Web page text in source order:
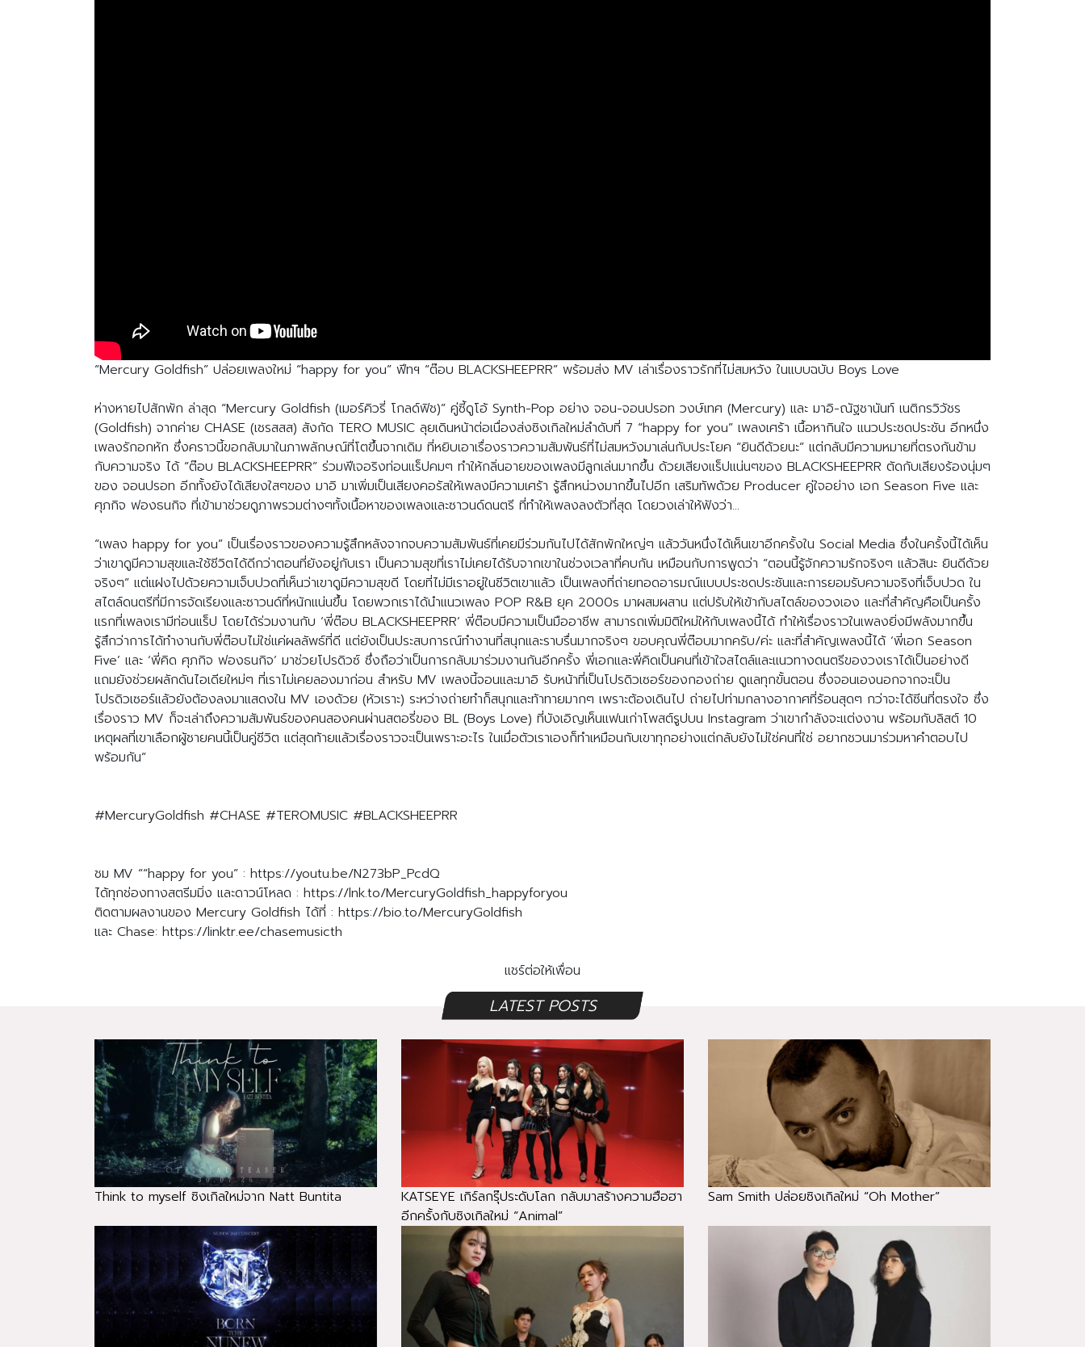
“Mercury Goldfish” ปล่อยเพลงใหม่ “happy for you” ฟีทฯ “ต๊อบ BLACKSHEEPRR” พร้อมส่ง MV เล่าเรื่องราวรักที่ไม่สมหวัง ในแบบฉบับ Boys Love
ห่างหายไปสักพัก ล่าสุด “Mercury Goldfish (เมอร์คิวรี่ โกลด์ฟิช)” คู่ซี้ดูโอ้ Synth-Pop อย่าง จอน-จอนปรอท วงษ์เทศ (Mercury) และ มาอิ-ณัฐชานันท์ เนติกรวิวัชร
(Goldfish) จากค่าย CHASE (เชรสสส) สังกัด TERO MUSIC ลุยเดินหน้าต่อเนื่องส่งซิงเกิลใหม่ลำดับที่ 7 “happy for you” เพลงเศร้า เนื้อหากินใจ แนวประชดประชัน อีกหนึ่ง
เพลงรักอกหัก ซึ่งคราวนี้ขอกลับมาในภาพลักษณ์ที่โตขึ้นจากเดิม ที่หยิบเอาเรื่องราวความสัมพันธ์ที่ไม่สมหวังมาเล่นกับประโยค “ยินดีด้วยนะ” แต่กลับมีความหมายที่ตรงกันข้าม
กับความจริง ได้ “ต๊อบ BLACKSHEEPRR” ร่วมฟีเจอริงท่อนแร็ปคมๆ ทำให้กลิ่นอายของเพลงมีลูกเล่นมากขึ้น ด้วยเสียงแร็ปแน่นๆของ BLACKSHEEPRR ตัดกับเสียงร้องนุ่มๆ
ของ จอนปรอท อีกทั้งยังได้เสียงใสๆของ มาอิ มาเพิ่มเป็นเสียงคอรัสให้เพลงมีความเศร้า รู้สึกหน่วงมากขึ้นไปอีก เสริมทัพด้วย Producer คู่ใจอย่าง เอก Season Five และ
ศุภกิจ ฟองธนกิจ ที่เข้ามาช่วยดูภาพรวมต่างๆทั้งเนื้อหาของเพลงและซาวนด์ดนตรี ที่ทำให้เพลงลงตัวที่สุด โดยวงเล่าให้ฟังว่า…
“เพลง happy for you” เป็นเรื่องราวของความรู้สึกหลังจากจบความสัมพันธ์ที่เคยมีร่วมกันไปได้สักพักใหญ่ๆ แล้ววันหนึ่งได้เห็นเขาอีกครั้งใน Social Media ซึ่งในครั้งนี้ได้เห็น
ว่าเขาดูมีความสุขและใช้ชีวิตได้ดีกว่าตอนที่ยังอยู่กับเรา เป็นความสุขที่เราไม่เคยได้รับจากเขาในช่วงเวลาที่คบกัน เหมือนกับการพูดว่า “ตอนนี้รู้จักความรักจริงๆ แล้วสินะ ยินดีด้วย
จริงๆ” แต่แฝงไปด้วยความเจ็บปวดที่เห็นว่าเขาดูมีความสุขดี โดยที่ไม่มีเราอยู่ในชีวิตเขาแล้ว เป็นเพลงที่ถ่ายทอดอารมณ์แบบประชดประชันและการยอมรับความจริงที่เจ็บปวด ใน
สไตล์ดนตรีที่มีการจัดเรียงและซาวนด์ที่หนักแน่นขึ้น โดยพวกเราได้นำแนวเพลง POP R&B ยุค 2000s มาผสมผสาน แต่ปรับให้เข้ากับสไตล์ของวงเอง และที่สำคัญคือเป็นครั้ง
แรกที่เพลงเรามีท่อนแร็ป โดยได้ร่วมงานกับ ‘พี่ต๊อบ BLACKSHEEPRR’ พี่ต๊อบมีความเป็นมืออาชีพ สามารถเพิ่มมิติใหม่ให้กับเพลงนี้ได้ ทำให้เรื่องราวในเพลงยิ่งมีพลังมากขึ้น
รู้สึกว่าการได้ทำงานกับพี่ต๊อบไม่ใช่แค่ผลลัพธ์ที่ดี แต่ยังเป็นประสบการณ์ทำงานที่สนุกและราบรื่นมากจริงๆ ขอบคุณพี่ต๊อบมากครับ/ค่ะ และที่สำคัญเพลงนี้ได้ ‘พี่เอก Season
Five’ และ ‘พี่คิด ศุภกิจ ฟองธนกิจ’ มาช่วยโปรดิวซ์ ซึ่งถือว่าเป็นการกลับมาร่วมงานกันอีกครั้ง พี่เอกและพี่คิดเป็นคนที่เข้าใจสไตล์และแนวทางดนตรีของวงเราได้เป็นอย่างดี
แถมยังช่วยผลักดันไอเดียใหม่ๆ ที่เราไม่เคยลองมาก่อน สำหรับ MV เพลงนี้จอนและมาอิ รับหน้าที่เป็นโปรดิวเซอร์ของกองถ่าย ดูแลทุกขั้นตอน ซึ่งจอนเองนอกจากจะเป็น
โปรดิวเซอร์แล้วยังต้องลงมาแสดงใน MV เองด้วย (หัวเราะ) ระหว่างถ่ายทำก็สนุกและท้าทายมากๆ เพราะต้องเดินไป ถ่ายไปท่ามกลางอากาศที่ร้อนสุดๆ กว่าจะได้ซีนที่ตรงใจ ซึ่ง
เรื่องราว MV ก็จะเล่าถึงความสัมพันธ์ของคนสองคนผ่านสตอรี่ของ BL (Boys Love) ที่บังเอิญเห็นแฟนเก่าโพสต์รูปบน Instagram ว่าเขากำลังจะแต่งงาน พร้อมกับลิสต์ 10
เหตุผลที่เขาเลือกผู้ชายคนนี้เป็นคู่ชีวิต แต่สุดท้ายแล้วเรื่องราวจะเป็นเพราะอะไร ในเมื่อตัวเราเองก็ทำเหมือนกับเขาทุกอย่างแต่กลับยังไม่ใช่คนที่ใช่ อยากชวนมาร่วมหาคำตอบไป
พร้อมกัน”
#MercuryGoldfish #CHASE #TEROMUSIC #BLACKSHEEPRR
ชม MV ““happy for you” : https://youtu.be/N273bP_PcdQ
ได้ทุกช่องทางสตรีมมิ่ง และดาวน์โหลด : https://lnk.to/MercuryGoldfish_happyforyou
ติดตามผลงานของ Mercury Goldfish ได้ที่ : https://bio.to/MercuryGoldfish
และ Chase: https://linktr.ee/chasemusicth
แชร์ต่อให้เพื่อน
LATEST POSTS
Think to myself ซิงเกิลใหม่จาก Natt Buntita
KATSEYE เกิร์ลกรุ๊ประดับโลก กลับมาสร้างความฮือฮา
อีกครั้งกับซิงเกิลใหม่ “Animal”
Sam Smith ปล่อยซิงเกิลใหม่ “Oh Mother”